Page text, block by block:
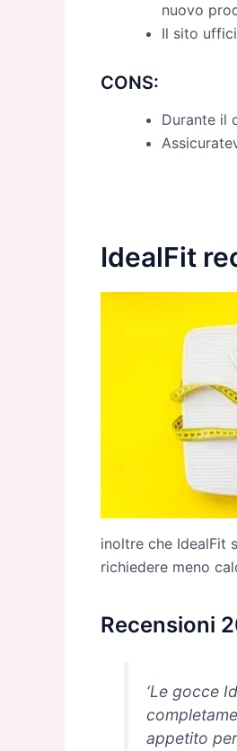
nuovo
Il sito
CONS:
Durante il
IdealFit
inoltre che IdealFit
richiedere meno
Recensioni
‘Le gocce
appetito